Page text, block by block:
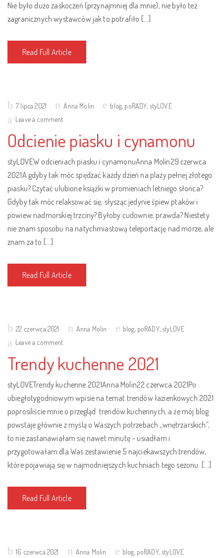
Nie było dużo zaskoczeń (przynajmniej dla mnie), nie było też
zagranicznych wystawców jak to potrafiło […]
Read Full Article
Posted7 lipca 2021 Anna Molin blog, poRADY, styLOVE
Leave a comment
Odcienie piasku i cynamonu
styLOVEW odcieniach piasku i cynamonuAnna Molin29 czerwca
2021A gdyby tak móc spędzać każdy dzień na plaży pełnej złotego
piasku? Czytać ulubione książki w promieniach letniego słońca?
Gdyby tak móc relaksować się, słysząc jedynie śpiew ptaków i
powiew nadmorskiej trzciny? Byłoby cudownie, prawda? Niestety
nie znam sposobu na natychmiastową teleportację nad morze, ale
znam za to […]
Read Full Article
Posted22 czerwca 2021 Anna Molin blog, poRADY, styLOVE
Leave a comment
Trendy kuchenne 2021
styLOVETrendy kuchenne 2021Anna Molin22 czerwca 2021Po
ubiegłotygodniowym wpisie na temat trendów łazienkowych 2021
poprosiliście mnie o przegląd trendów kuchennych, a że mój blog
powstaje głównie z myślą o Waszych potrzebach „wnętrzarskich”,
to nie zastanawiałam się nawet minutę – usiadłam i
przygotowałam dla Was zestawienie 5 najciekawszych trendów,
które pojawiają się w najmodniejszych kuchniach tego sezonu. […]
Read Full Article
Posted16 czerwca 2021 Anna Molin blog, poRADY, styLOVE